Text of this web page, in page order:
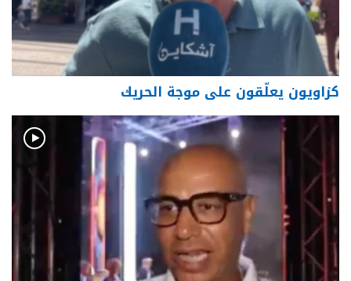
كزاويون يعلّقون على موجة الحريك